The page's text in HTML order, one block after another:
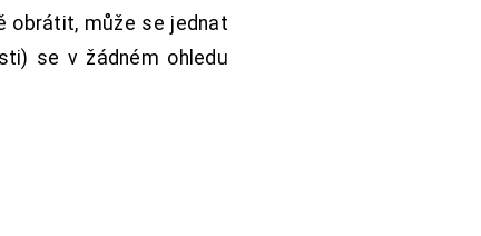
obrátit, může se jednat
se v žádném ohledu